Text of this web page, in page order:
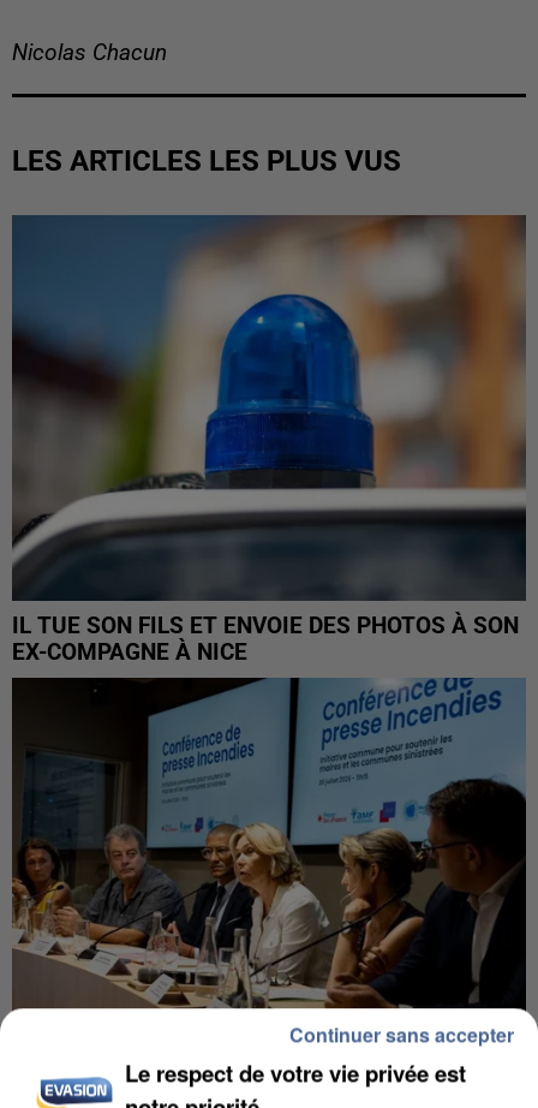
Nicolas Chacun
LES ARTICLES LES PLUS VUS
IL TUE SON FILS ET ENVOIE DES PHOTOS À SON
EX-COMPAGNE À NICE
INCENDIES : L’ÎLE-DE-FRANCE LANCE UN ÉLAN
Le respect de votre vie privée est
Continuer sans accepter